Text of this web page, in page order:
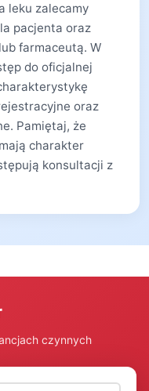
leku zalecamy
pacjenta oraz
farmaceutą. W
do oficjalnej
oraz
Pamiętaj, że
charakter
konsultacji z
czynnych